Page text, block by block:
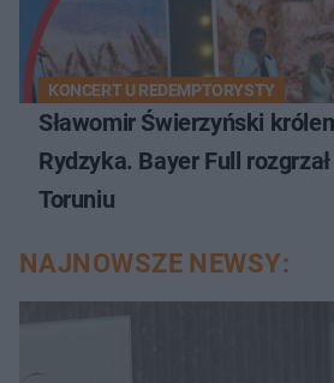
KONCERT U REDEMPTORYSTY
Sławomir Świerzyński
Rydzyka. Bayer Full
Toruniu
NAJNOWSZE NEWSY: